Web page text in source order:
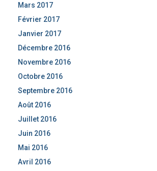
Mars 2017
Février 2017
Janvier 2017
Décembre 2016
Novembre 2016
Octobre 2016
Septembre 2016
Août 2016
Juillet 2016
Juin 2016
Mai 2016
Avril 2016